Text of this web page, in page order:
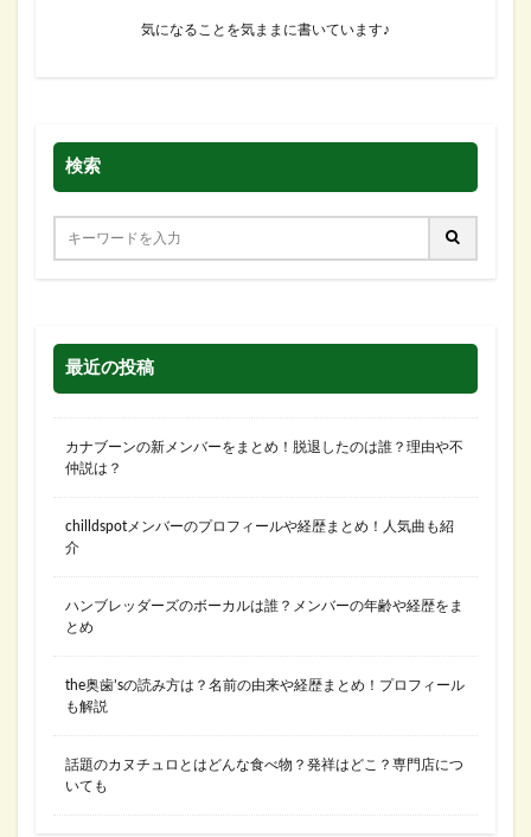
気になることを気ままに書いています♪
検索
最近の投稿
カナブーンの新メンバーをまとめ！脱退したのは誰？理由や不
仲説は？
chilldspotメンバーのプロフィールや経歴まとめ！人気曲も紹
介
ハンブレッダーズのボーカルは誰？メンバーの年齢や経歴をま
とめ
the奥歯’sの読み方は？名前の由来や経歴まとめ！プロフィール
も解説
話題のカヌチュロとはどんな食べ物？発祥はどこ？専門店につ
いても